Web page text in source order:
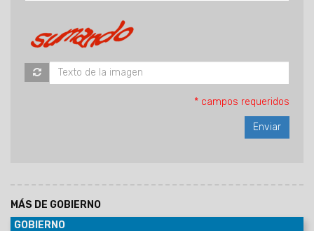
* campos requeridos
MÁS DE GOBIERNO
GOBIERNO